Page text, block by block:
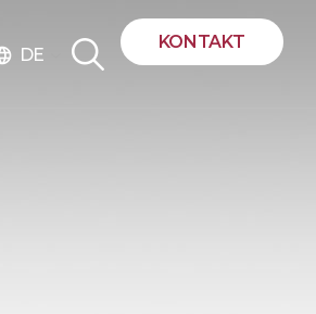
DE
KONTAKT